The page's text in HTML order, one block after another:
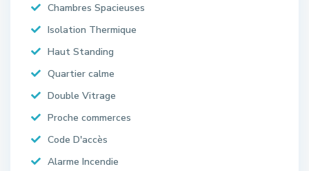
Chambres Spacieuses
Isolation Thermique
Haut Standing
Quartier calme
Double Vitrage
Proche commerces
Code D'accès
Alarme Incendie